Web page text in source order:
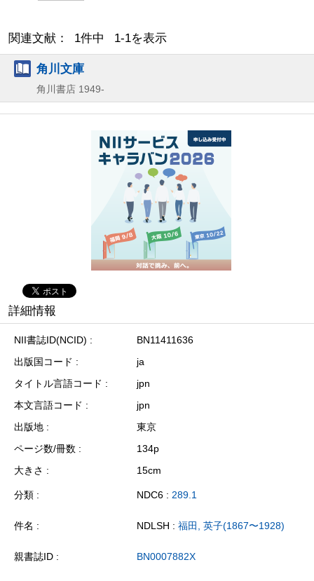
関連文献： 1件中 1-1を表示
角川文庫
角川書店 1949-
詳細情報
NII書誌ID(NCID)
BN11411636
出版国コード
ja
タイトル言語コード
jpn
本文言語コード
jpn
出版地
東京
ページ数/冊数
134p
大きさ
15cm
分類 NDC6 : 289.1
件名 NDLSH : 福田, 英子(1867〜1928)
親書誌ID BN0007882X